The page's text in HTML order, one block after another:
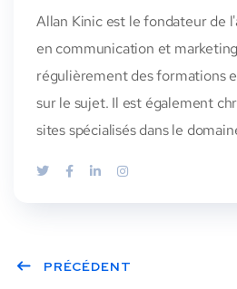
Allan Kinic est le fondateur de
en communication et
régulièrement des formations
sur le sujet. Il est également
sites spécialisés dans le
PRÉCÉDENT